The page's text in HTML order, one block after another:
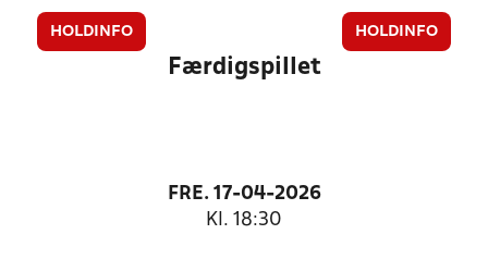
HOLDINFO HOLDINFO
Færdigspillet
FRE. 17-04-2026
Kl. 18:30